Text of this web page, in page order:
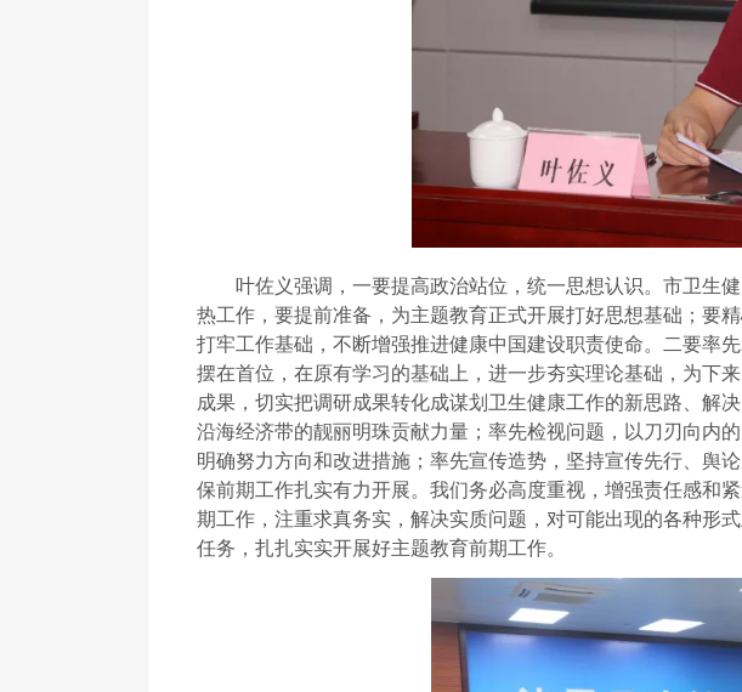
叶佐义强调，一要提高政治站位，统一思想认识。市卫生
热工作，要提前准备，为主题教育正式开展打好思想基础；要
打牢工作基础，不断增强推进健康中国建设职责使命。二要率
摆在首位，在原有学习的基础上，进一步夯实理论基础，为下
成果，切实把调研成果转化成谋划卫生健康工作的新思路、解
沿海经济带的靓丽明珠贡献力量；率先检视问题， 以刀刃向内
明确努力方向和改进措施 ； 率先宣传造势，坚持宣传先行、舆
保前期工作扎实有力开展。我们务必高度重视，增强责任感和
期工作，注重求真务实，解决实质问题，对可能出现的各种形
任务，扎扎实实开展好主题教育前期工作。